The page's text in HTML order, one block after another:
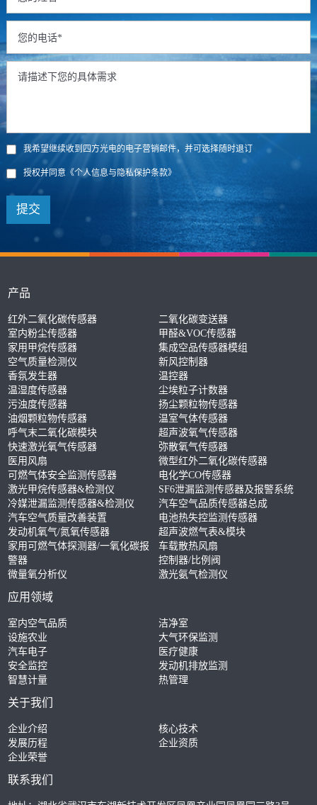
我希望继续收到四方光电的电子营销邮件，并可选择随时退订
授权并同意《个人信息与隐私保护条款》
提交
产品
红外二氧化碳传感器
二氧化碳变送器
室内粉尘传感器
甲醛&VOC传感器
家用甲烷传感器
集成空品传感器模组
空气质量检测仪
新风控制器
香氛发生器
温控器
温湿度传感器
尘埃粒子计数器
污浊度传感器
扬尘颗粒物传感器
油烟颗粒物传感器
温室气体传感器
呼气末二氧化碳模块
超声波氧气传感器
快速激光氧气传感器
弥散氧气传感器
医用风扇
微型红外二氧化碳传感器
可燃气体安全监测传感器
电化学CO传感器
激光甲烷传感器&检测仪
SF6泄漏监测传感器及报警系统
冷媒泄漏监测传感器&检测仪
汽车空气品质传感器总成
汽车空气质量改善装置
电池热失控监测传感器
发动机氧气/氮氧传感器
超声波燃气表&模块
家用可燃气体探测器/一氧化碳报
警器
车载散热风扇
控制器/比例阀
微量氧分析仪
激光氨气检测仪
应用领域
室内空气品质
洁净室
设施农业
大气环保监测
汽车电子
医疗健康
安全监控
发动机排放监测
智慧计量
热管理
关于我们
企业介绍
核心技术
发展历程
企业资质
企业荣誉
联系我们